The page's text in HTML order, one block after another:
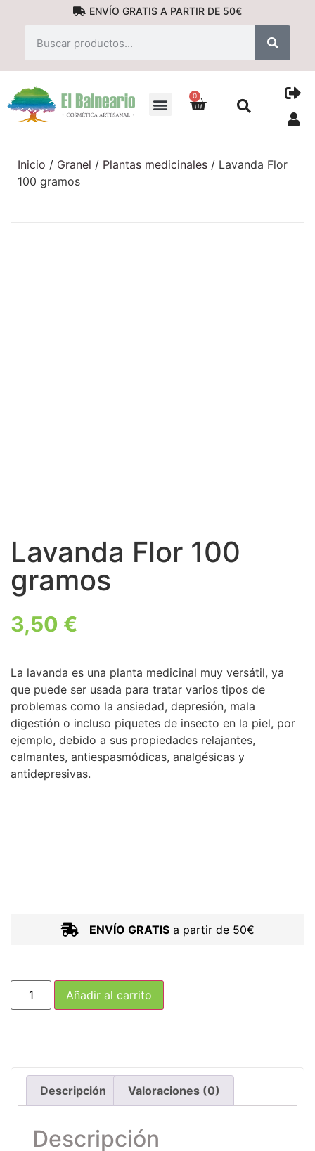
ENVÍO GRATIS A PARTIR DE 50€
0
Inicio / Granel / Plantas medicinales / Lavanda Flor
100 gramos
Lavanda Flor 100
gramos
3,50 €
La lavanda es una planta medicinal muy versátil, ya
que puede ser usada para tratar varios tipos de
problemas como la ansiedad, depresión, mala
digestión o incluso piquetes de insecto en la piel, por
ejemplo, debido a sus propiedades relajantes,
calmantes, antiespasmódicas, analgésicas y
antidepresivas.
ENVÍO GRATISa partir de 50€
Añadir al carrito
Descripción Valoraciones (0)
Descripción